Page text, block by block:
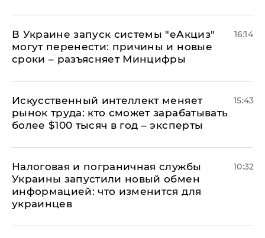
В Украине запуск системы "еАкциз"
могут перенести: причины и новые
сроки – разъясняет Минцифры
16:14
Искусственный интеллект меняет
рынок труда: кто сможет зарабатывать
более $100 тысяч в год – эксперты
15:43
Налоговая и пограничная службы
Украины запустили новый обмен
информацией: что изменится для
украинцев
10:32